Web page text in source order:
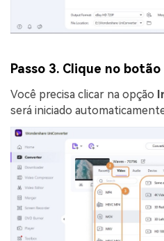
Passo 3. Clique no
Você precisa clicar na opção
será iniciado